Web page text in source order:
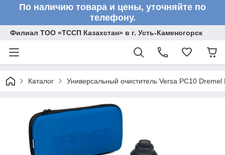
По наличию товара и цены, уточняйте по
телефону.
Филиал ТОО «ТССП Казахстан» в г. Усть-Каменогорск
Каталог Универсальный очиститель Versa PC10 Dremel